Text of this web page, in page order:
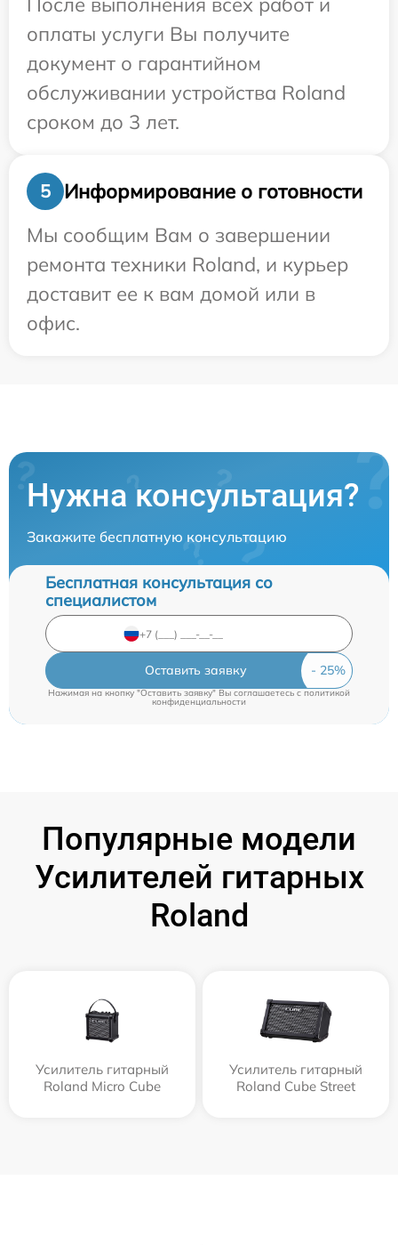
оплаты услуги Вы получите
документ о гарантийном
обслуживании устройства Roland
сроком до 3 лет.
5
Информирование о готовности
Мы сообщим Вам о завершении
ремонта техники Roland, и курьер
доставит ее к вам домой или в
офис.
Нужна консультация?
Закажите бесплатную консультацию
Бесплатная консультация со
специалистом
Оставить заявку
Нажимая на кнопку "Оставить заявку" Вы соглашаетесь c политикой
конфиденциальности
Популярные модели
Усилителей гитарных
Roland
Усилитель гитарный
Roland Micro Cube
Усилитель гитарный
Roland Cube Street